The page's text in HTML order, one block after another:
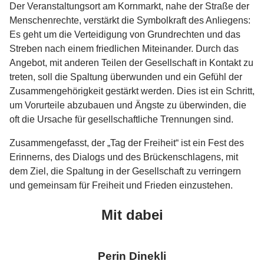
Der Veranstaltungsort am Kornmarkt, nahe der Straße der
Menschenrechte, verstärkt die Symbolkraft des Anliegens:
Es geht um die Verteidigung von Grundrechten und das
Streben nach einem friedlichen Miteinander. Durch das
Angebot, mit anderen Teilen der Gesellschaft in Kontakt zu
treten, soll die Spaltung überwunden und ein Gefühl der
Zusammengehörigkeit gestärkt werden. Dies ist ein Schritt,
um Vorurteile abzubauen und Ängste zu überwinden, die
oft die Ursache für gesellschaftliche Trennungen sind.
Zusammengefasst, der „Tag der Freiheit“ ist ein Fest des
Erinnerns, des Dialogs und des Brückenschlagens, mit
dem Ziel, die Spaltung in der Gesellschaft zu verringern
und gemeinsam für Freiheit und Frieden einzustehen.
Mit dabei
Perin Dinekli